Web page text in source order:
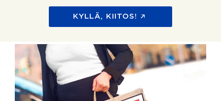
KYLLÄ, KIITOS!